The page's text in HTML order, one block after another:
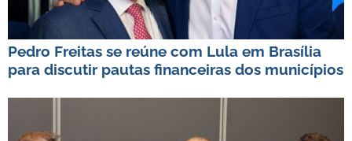
Pedro Freitas se reúne com Lula em Brasília
para discutir pautas financeiras dos municípios